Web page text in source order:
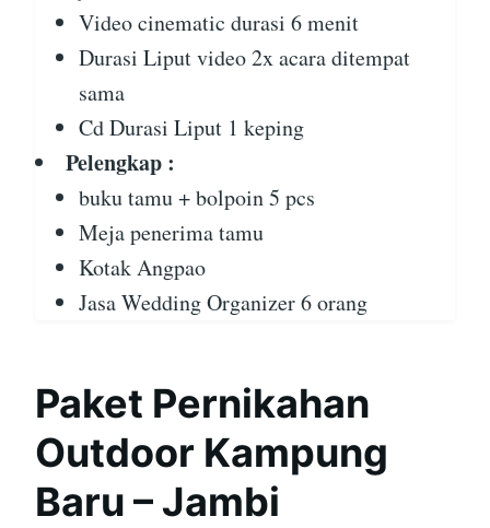
Video cinematic durasi 6 menit
Durasi Liput video 2x acara ditempat
sama
Cd Durasi Liput 1 keping
Pelengkap :
buku tamu + bolpoin 5 pcs
Meja penerima tamu
Kotak Angpao
Jasa Wedding Organizer 6 orang
Paket Pernikahan
Outdoor Kampung
Baru – Jambi